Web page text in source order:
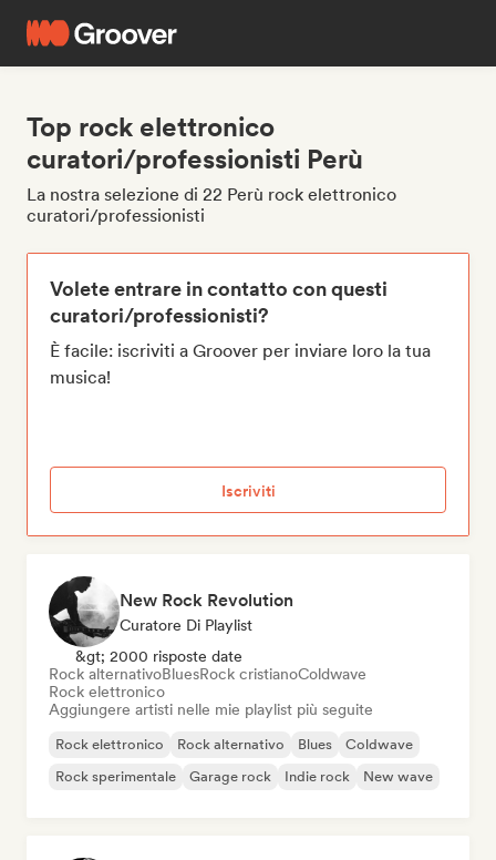
Top rock elettronico
curatori/professionisti Perù
La nostra selezione di 22 Perù rock elettronico
curatori/professionisti
Volete entrare in contatto con questi
curatori/professionisti?
È facile: iscriviti a Groover per inviare loro la tua
musica!
Iscriviti
New Rock Revolution
Curatore Di Playlist
&gt; 2000 risposte date
Rock alternativoBluesRock cristianoColdwave
Rock elettronico
Aggiungere artisti nelle mie playlist più seguite
Rock elettronico Rock alternativo Blues
Coldwave
Rock sperimentale
Garage rock Indie rock New wave